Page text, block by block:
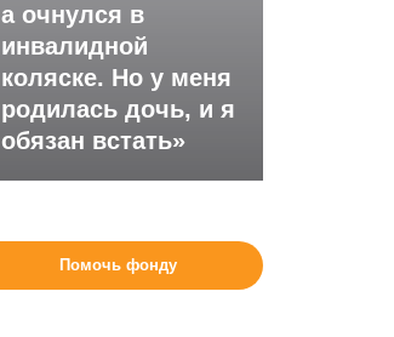
а очнулся в
инвалидной
коляске. Но у меня
родилась дочь, и я
обязан встать»
Помочь фонду